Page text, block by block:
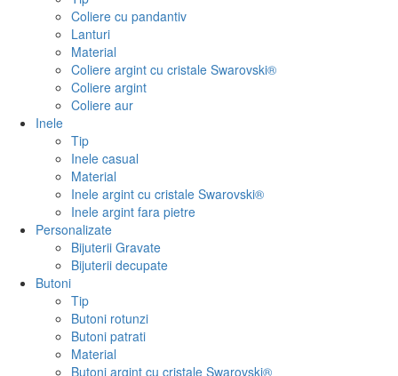
Coliere cu pandantiv
Lanturi
Material
Coliere argint cu cristale Swarovski®
Coliere argint
Coliere aur
Inele
Tip
Inele casual
Material
Inele argint cu cristale Swarovski®
Inele argint fara pietre
Personalizate
Bijuterii Gravate
Bijuterii decupate
Butoni
Tip
Butoni rotunzi
Butoni patrati
Material
Butoni argint cu cristale Swarovski®